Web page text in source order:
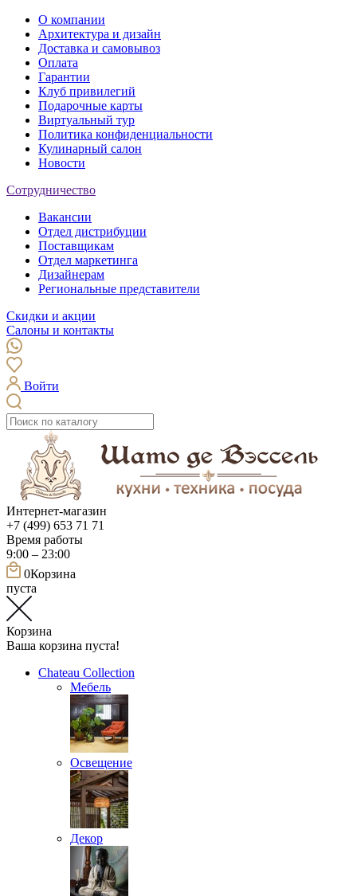
О компании
Архитектура и дизайн
Доставка и самовывоз
Оплата
Гарантии
Клуб привилегий
Подарочные карты
Виртуальный тур
Политика конфиденциальности
Кулинарный салон
Новости
Сотрудничество
Вакансии
Отдел дистрибуции
Поставщикам
Отдел маркетинга
Дизайнерам
Региональные представители
Скидки и акции
Салоны и контакты
Войти
Интернет-магазин
+7 (499) 653 71 71
Время работы
9:00 – 23:00
0Корзина
пуста
Корзина
Ваша корзина пуста!
Chateau Collection
Мебель
Освещение
Декор